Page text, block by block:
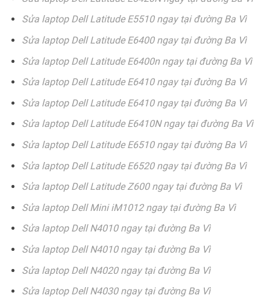
Sửa laptop Dell Latitude E5510 ngay tại đường Ba Vì
Sửa laptop Dell Latitude E6400 ngay tại đường Ba Vì
Sửa laptop Dell Latitude E6400n ngay tại đường Ba Vì
Sửa laptop Dell Latitude E6410 ngay tại đường Ba Vì
Sửa laptop Dell Latitude E6410 ngay tại đường Ba Vì
Sửa laptop Dell Latitude E6410N ngay tại đường Ba Vì
Sửa laptop Dell Latitude E6510 ngay tại đường Ba Vì
Sửa laptop Dell Latitude E6520 ngay tại đường Ba Vì
Sửa laptop Dell Latitude Z600 ngay tại đường Ba Vì
Sửa laptop Dell Mini iM1012 ngay tại đường Ba Vì
Sửa laptop Dell N4010 ngay tại đường Ba Vì
Sửa laptop Dell N4010 ngay tại đường Ba Vì
Sửa laptop Dell N4020 ngay tại đường Ba Vì
Sửa laptop Dell N4030 ngay tại đường Ba Vì